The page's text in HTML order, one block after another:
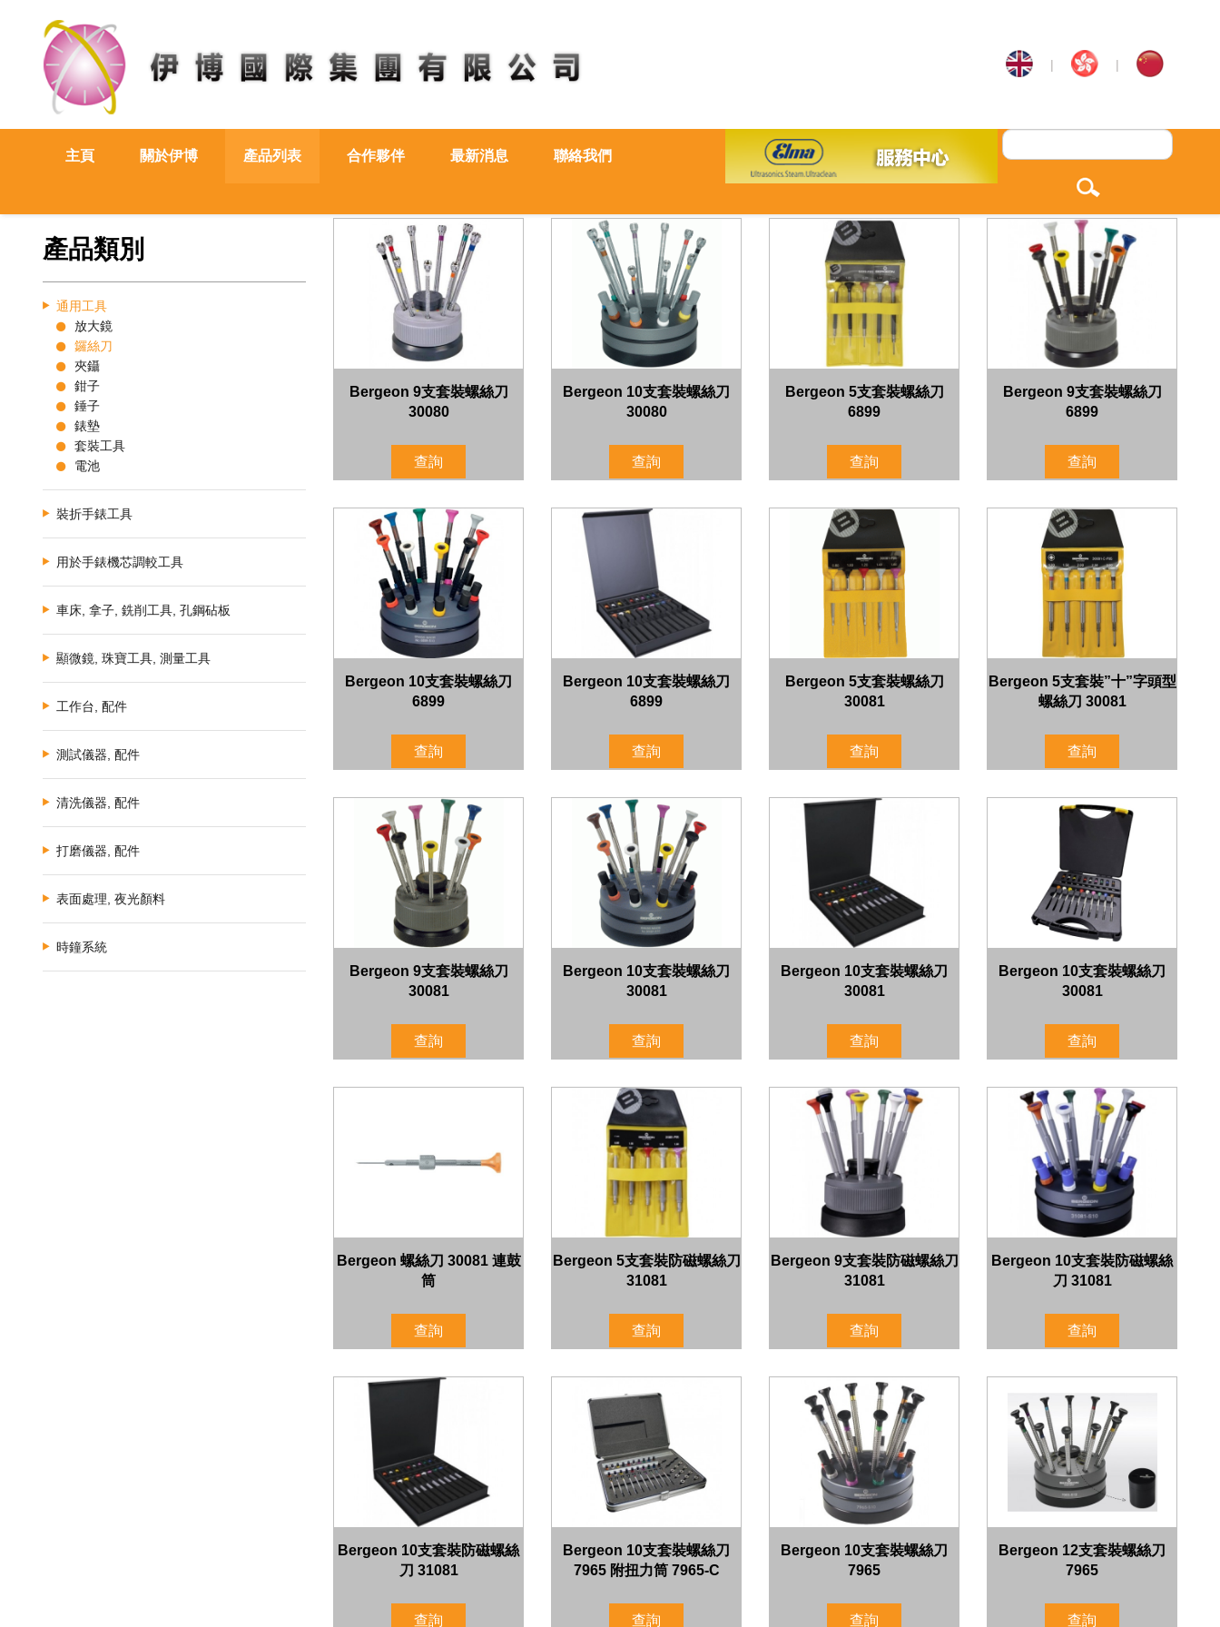
| |
主頁 關於伊博 產品列表 合作夥伴 最新消息 聯絡我們
產品類別
通用工具
放大鏡
鑼絲刀
夾鑷
鉗子
錘子
錶墊
套裝工具
電池
裝折手錶工具
用於手錶機芯調較工具
車床, 拿子, 銑削工具, 孔鋼砧板
顯微鏡, 珠寶工具, 測量工具
工作台, 配件
測試儀器, 配件
清洗儀器, 配件
打磨儀器, 配件
表面處理, 夜光顏料
時鐘系統
Bergeon 9支套裝螺絲刀
30080
查詢
Bergeon 10支套裝螺絲刀
30080
查詢
Bergeon 5支套裝螺絲刀
6899
查詢
Bergeon 9支套裝螺絲刀
6899
查詢
Bergeon 10支套裝螺絲刀
6899
查詢
Bergeon 10支套裝螺絲刀
6899
查詢
Bergeon 5支套裝螺絲刀
30081
查詢
Bergeon 5支套裝”十”字頭型
螺絲刀 30081
查詢
Bergeon 9支套裝螺絲刀
30081
查詢
Bergeon 10支套裝螺絲刀
30081
查詢
Bergeon 10支套裝螺絲刀
30081
查詢
Bergeon 10支套裝螺絲刀
30081
查詢
Bergeon 螺絲刀 30081 連鼓
筒
查詢
Bergeon 5支套裝防磁螺絲刀
31081
查詢
Bergeon 9支套裝防磁螺絲刀
31081
查詢
Bergeon 10支套裝防磁螺絲
刀 31081
查詢
Bergeon 10支套裝防磁螺絲
刀 31081
查詢
Bergeon 10支套裝螺絲刀
7965 附扭力筒 7965-C
查詢
Bergeon 10支套裝螺絲刀
7965
查詢
Bergeon 12支套裝螺絲刀
7965
查詢